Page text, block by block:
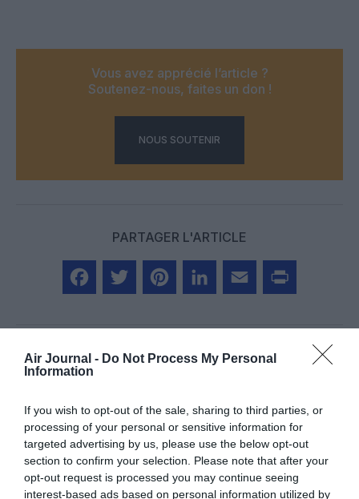
Air Journal - Do Not Process My Personal
Information
If you wish to opt-out of the sale, sharing to third parties, or
processing of your personal or sensitive information for
targeted advertising by us, please use the below opt-out
section to confirm your selection. Please note that after your
opt-out request is processed you may continue seeing
interest-based ads based on personal information utilized by
Vous avez apprécié l’article ?
Soutenez-nous, faites un don !
NOUS SOUTENIR
PARTAGER L'ARTICLE
LAISSER UN COMMENTAIRE